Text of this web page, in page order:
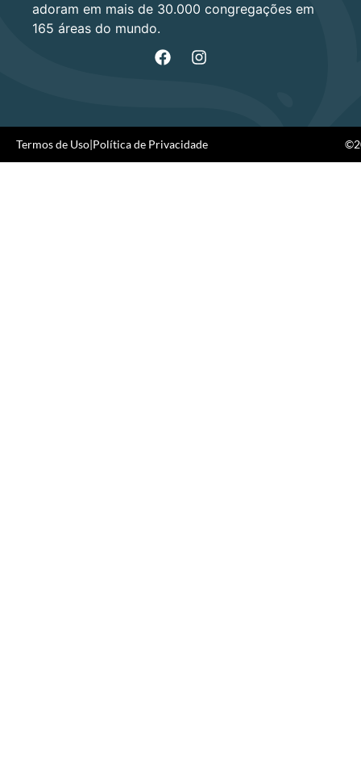
adoram em mais de 30.000 congregações em
165 áreas do mundo.
Termos de Uso|Política de Privacidade